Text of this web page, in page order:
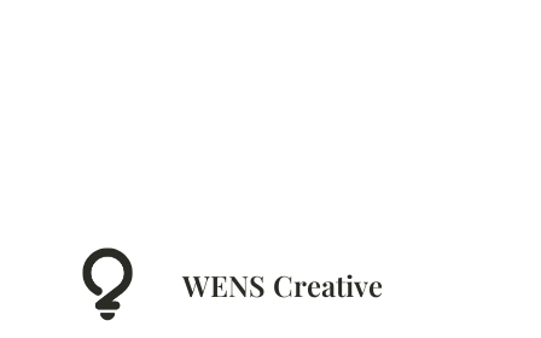
WENS Creative